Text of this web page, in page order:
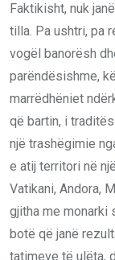
Faktikisht, nuk
tilla. Pa ushtri, pa
vogël banorësh
parëndësishme,
marrëdhëniet
që bartin, i
një trashëgimie
e atij territori në
Vatikani, Andora,
gjitha me monarki
botë që janë
tatimeve të ulëta,